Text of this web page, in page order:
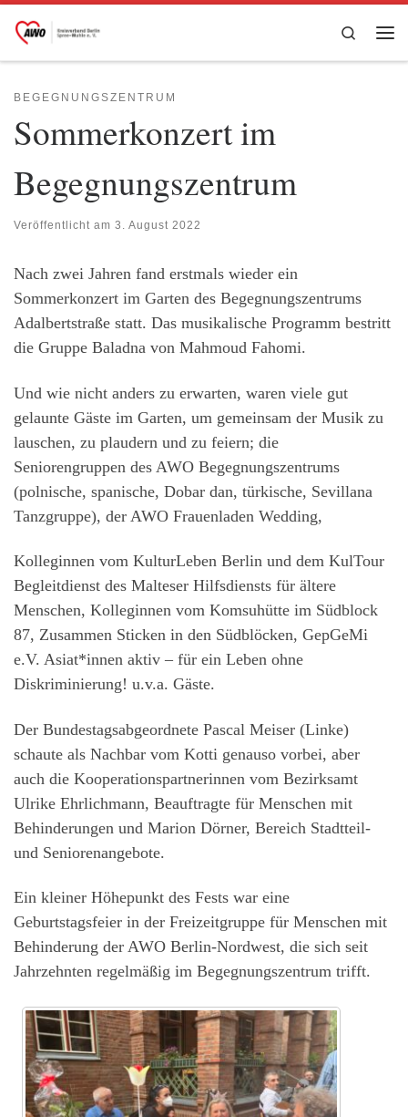
Zum Inhalt springen
Search
BEGEGNUNGSZENTRUM
Sommerkonzert im
Begegnungszentrum
Veröffentlicht am 3. August 2022
Nach zwei Jahren fand erstmals wieder ein
Sommerkonzert im Garten des Begegnungszentrums
Adalbertstraße statt. Das musikalische Programm bestritt
die Gruppe Baladna von Mahmoud Fahomi.
Und wie nicht anders zu erwarten, waren viele gut
gelaunte Gäste im Garten, um gemeinsam der Musik zu
lauschen, zu plaudern und zu feiern; die
Seniorengruppen des AWO Begegnungszentrums
(polnische, spanische, Dobar dan, türkische, Sevillana
Tanzgruppe), der AWO Frauenladen Wedding,
Kolleginnen vom KulturLeben Berlin und dem KulTour
Begleitdienst des Malteser Hilfsdiensts für ältere
Menschen, Kolleginnen vom Komsuhütte im Südblock
87, Zusammen Sticken in den Südblöcken, GepGeMi
e.V. Asiat*innen aktiv – für ein Leben ohne
Diskriminierung! u.v.a. Gäste.
Der Bundestagsabgeordnete Pascal Meiser (Linke)
schaute als Nachbar vom Kotti genauso vorbei, aber
auch die Kooperationspartnerinnen vom Bezirksamt
Ulrike Ehrlichmann, Beauftragte für Menschen mit
Behinderungen und Marion Dörner, Bereich Stadtteil-
und Seniorenangebote.
Ein kleiner Höhepunkt des Fests war eine
Geburtstagsfeier in der Freizeitgruppe für Menschen mit
Behinderung der AWO Berlin-Nordwest, die sich seit
Jahrzehnten regelmäßig im Begegnungszentrum trifft.